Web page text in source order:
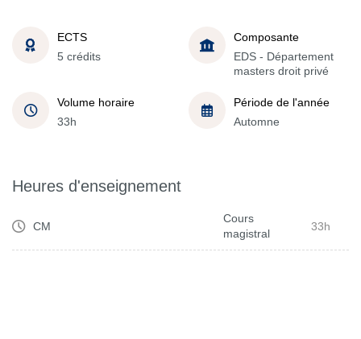
ECTS
5 crédits
Composante
EDS - Département
masters droit privé
Volume horaire
33h
Période de l'année
Automne
Heures d'enseignement
CM
Cours
magistral
33h